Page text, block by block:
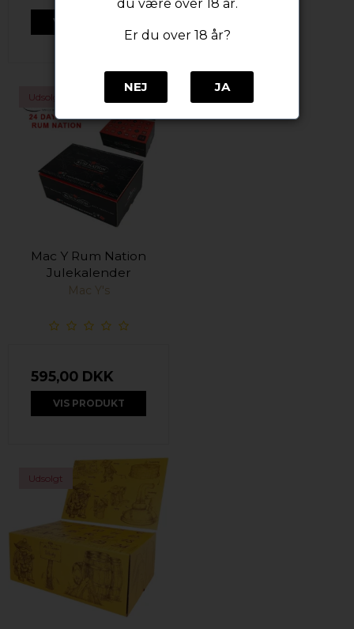
VIS PRODUKT
Udsolgt
Mac Y Rum Nation
Julekalender
Mac Y's
595,00 DKK
VIS PRODUKT
Udsolgt
du være over 18 år.
Er du over 18 år?
NEJ JA